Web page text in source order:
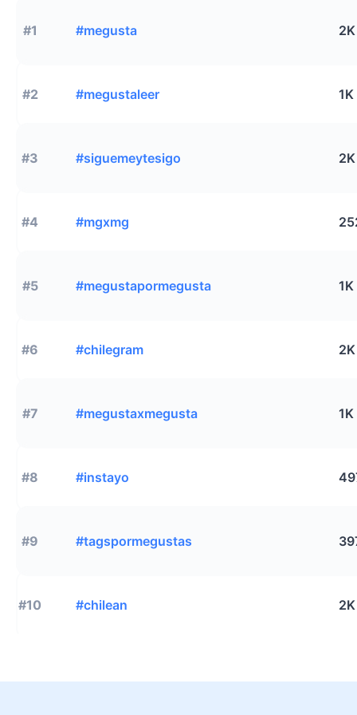
#1 #megusta 2K
#2 #megustaleer 1K
#3 #siguemeytesigo 2K
#4 #mgxmg
#5 #megustapormegusta 1K
#6 #chilegram 2K
#7 #megustaxmegusta 1K
#8 #instayo
#9 #tagspormegustas
#10 #chilean 2K